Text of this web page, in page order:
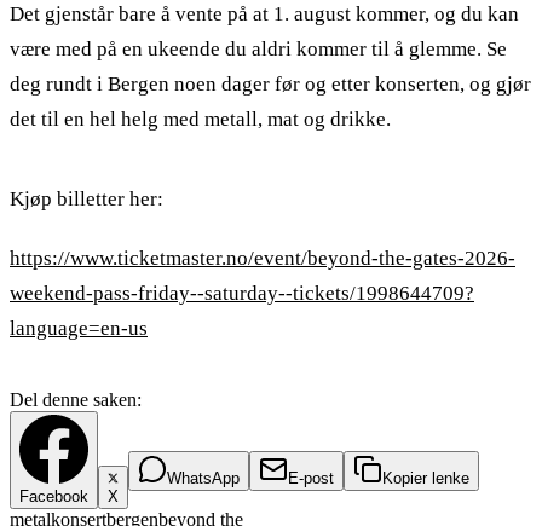
Det gjenstår bare å vente på at 1. august kommer, og du kan
være med på en ukeende du aldri kommer til å glemme. Se
deg rundt i Bergen noen dager før og etter konserten, og gjør
det til en hel helg med metall, mat og drikke.
Kjøp billetter her:
https://www.ticketmaster.no/event/beyond-the-gates-2026-
weekend-pass-friday--saturday--tickets/1998644709?
language=en-us
Del denne saken:
Facebook X
WhatsApp E-post Kopier lenke
metalkonsertbergenbeyond the